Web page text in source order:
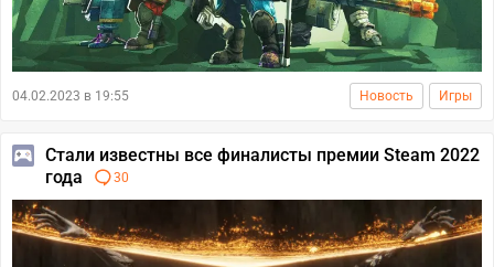
04.02.2023 в 19:55 Новость Игры
Стали известны все финалисты премии Steam 2022
года
30